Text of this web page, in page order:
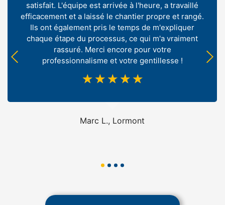
Marc L., Lormont
satisfait. L'équipe est arrivée à l'heure, a travaillé
efficacement et a laissé le chantier propre et rangé.
Ils ont également pris le temps de m'expliquer
chaque étape du processus, ce qui m'a vraiment
rassuré. Merci encore pour votre
professionnalisme et votre gentillesse !
☆ ☆ ☆ ☆ ☆